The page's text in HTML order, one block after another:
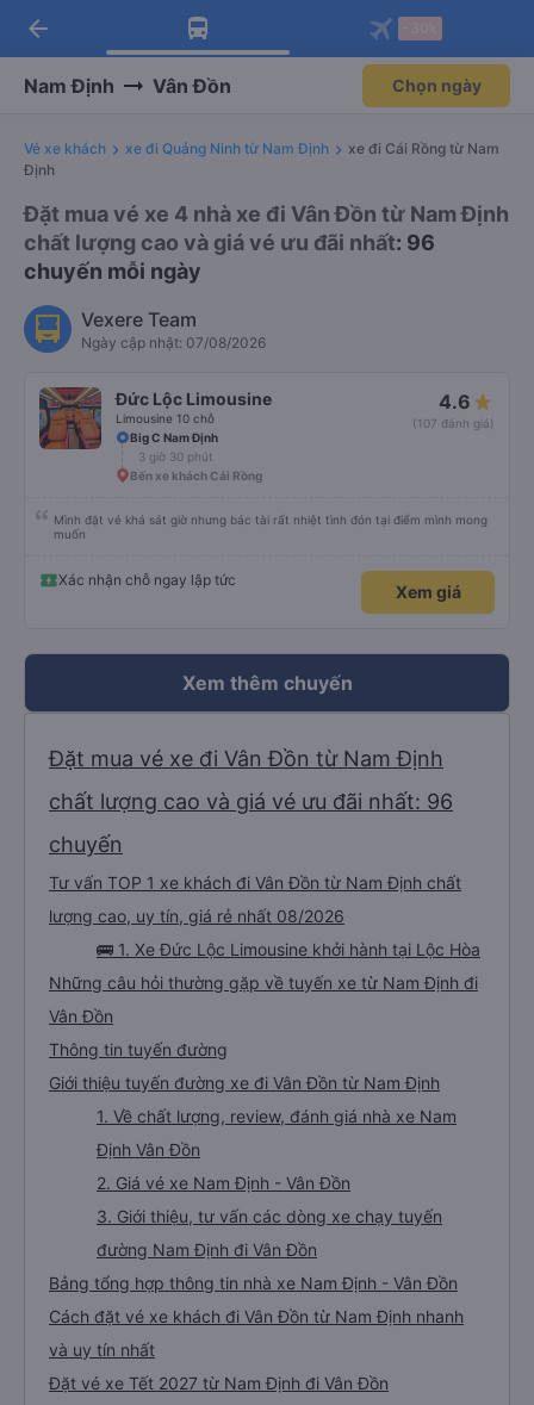
Tải app Vexere ngay!
Nhận ưu đãi thành viên độc
Mở app
Tải app Vexere
-30k/ghế khi đặt vé máy bay qua
Mở app
arrow_back
Nam Định Vân Đồn Chọn ngày
Vé xe khách xe đi Quảng Ninh từ Nam Định
xe đi Cái Rồng từ Nam
Định
Đặt mua vé xe 4 nhà xe đi Vân Đồn từ Nam Định
chất lượng cao và giá vé ưu đãi nhất: 96
chuyến mỗi ngày
Vexere Team
Ngày cập nhật: 07/08/2026
Đức Lộc Limousine
Limousine 10 chỗ
4.6
(107 đánh giá)
Big C Nam Định
3 giờ 30 phút
Bến xe khách Cái Rồng
Mình đặt vé khá sát giờ nhưng bác tài rất nhiệt tình đón tại điểm mình mong
muốn
Xác nhận chỗ ngay lập tức
Xem giá
Xem thêm chuyến
Đặt mua vé xe đi Vân Đồn từ Nam Định
chất lượng cao và giá vé ưu đãi nhất: 96
chuyến
Tư vấn TOP 1 xe khách đi Vân Đồn từ Nam Định chất
lượng cao, uy tín, giá rẻ nhất 08/2026
🚌 1. Xe Đức Lộc Limousine khởi hành tại Lộc Hòa
Những câu hỏi thường gặp về tuyến xe từ Nam Định đi
Vân Đồn
Thông tin tuyến đường
Giới thiệu tuyến đường xe đi Vân Đồn từ Nam Định
1. Về chất lượng, review, đánh giá nhà xe Nam
Định Vân Đồn
2. Giá vé xe Nam Định - Vân Đồn
3. Giới thiệu, tư vấn các dòng xe chạy tuyến
đường Nam Định đi Vân Đồn
Bảng tổng hợp thông tin nhà xe Nam Định - Vân Đồn
Cách đặt vé xe khách đi Vân Đồn từ Nam Định nhanh
và uy tín nhất
Đặt vé xe Tết 2027 từ Nam Định đi Vân Đồn